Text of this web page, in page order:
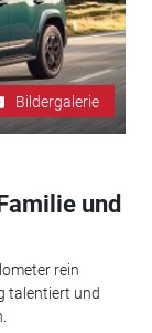
Bildergalerie
und
rein
talentiert und